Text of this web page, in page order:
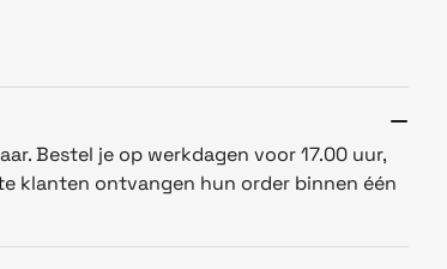
Bestel je op werkdagen voor 17.00 uur,
klanten ontvangen hun order binnen één